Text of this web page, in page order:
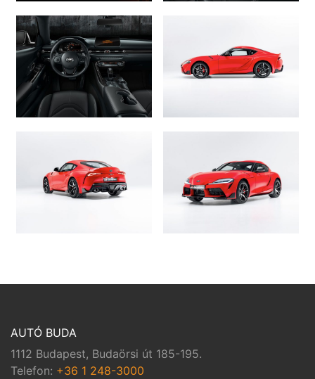
AUTÓ BUDA
1112 Budapest, Budaörsi út 185-195.
Telefon: +36 1 248-3000